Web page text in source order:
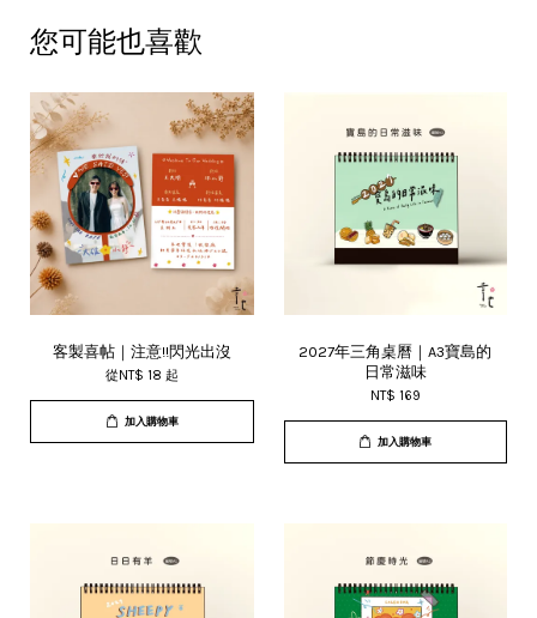
您可能也喜歡
客製喜帖｜注意!!閃光出沒
從 NT$ 18 起
加入購物車
2027年三角桌曆｜A3寶島的
日常滋味
NT$ 169
加入購物車